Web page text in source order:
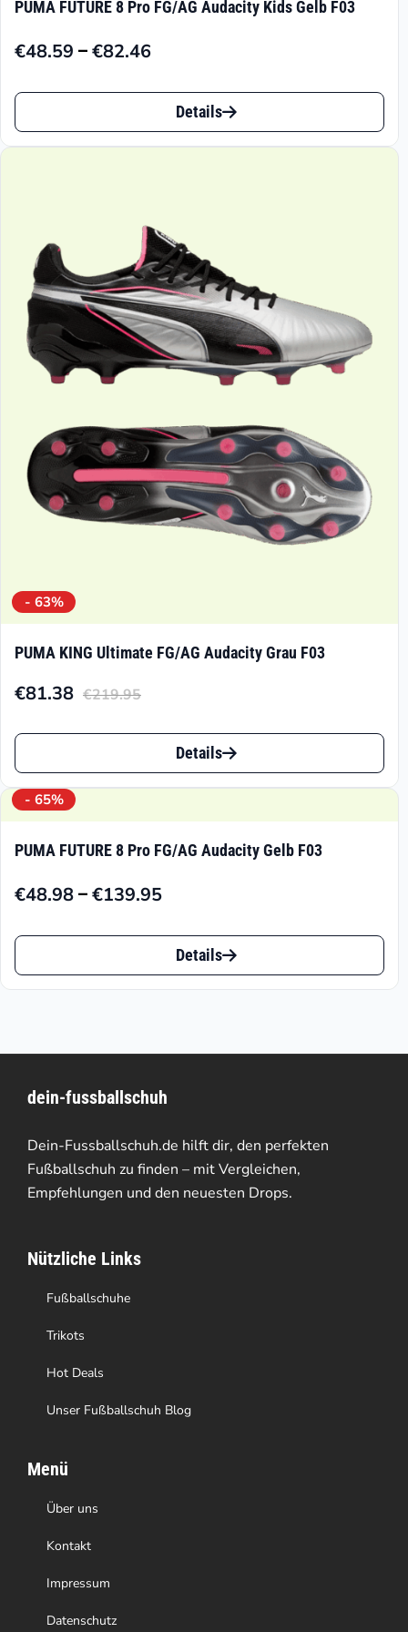
PUMA FUTURE 8 Pro FG/AG Audacity Kids Gelb F03
€48.59 –€82.46
Preisspanne:
€82.46
Dieses
Produkt
auf.
Die
Optionen
können
Produktseite
gewählt
werden
Details
- 63%
PUMA KING Ultimate FG/AG Audacity Grau F03
€219.95
Ursprünglicher
Preis
€219.95
€81.38
Aktueller
Preis
€81.38.
Dieses
Produkt
weist
auf.
Die
Optionen
können
Produktseite
werden
Details
- 65%
PUMA FUTURE 8 Pro FG/AG Audacity Gelb F03
€48.98–€139.95
Preisspanne:
€48.98
€139.95
Dieses
Produkt
auf.
Die
Optionen
können
der
Produktseite
gewählt
werden
Details
dein-fussballschuh
Dein-Fussballschuh.de hilft dir, den perfekten
Fußballschuh zu finden – mit Vergleichen,
Empfehlungen und den neuesten Drops.
Nützliche Links
Fußballschuhe
Trikots
Hot Deals
Unser Fußballschuh Blog
Menü
Über uns
Kontakt
Impressum
Datenschutz